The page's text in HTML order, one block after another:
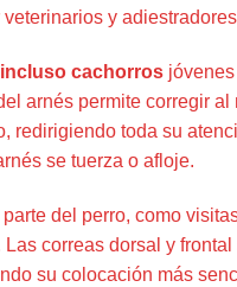
y
cachorros
arnés permite corregir
toda su
se tuerza o afloje.
del perro, como
correas dorsal y
su colocación más